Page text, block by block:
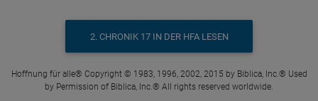
2. CHRONIK 17 IN DER HFA LESEN
Hoffnung für alle® Copyright © 1983, 1996, 2002, 2015 by Biblica, Inc.® Used
by Permission of Biblica, Inc.® All rights reserved worldwide.